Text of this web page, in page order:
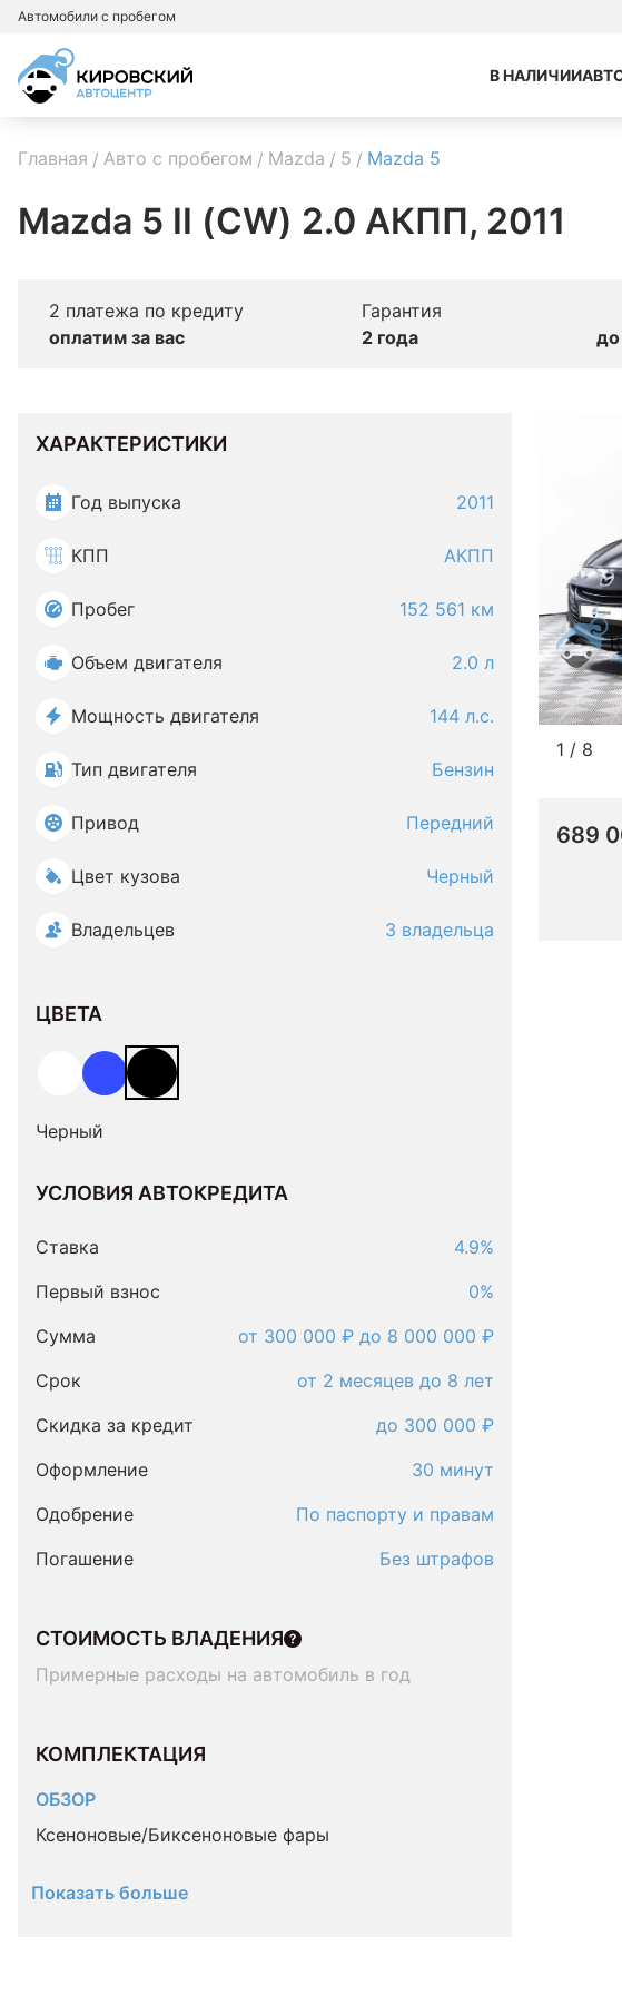
Автомобили с пробегом
В НАЛИЧИИ
Главная Авто с пробегом Mazda 5 Mazda 5
Mazda 5 II (CW) 2.0 АКПП, 2011
2 платежа по кредиту
оплатим за вас
Гарантия
2 года
ХАРАКТЕРИСТИКИ
Год выпуска 2011
КПП АКПП
Пробег 152 561 км
Объем двигателя 2.0 л
Мощность двигателя 144 л.с.
Тип двигателя Бензин
Привод Передний
Цвет кузова Черный
Владельцев 3 владельца
ЦВЕТА
Черный
УСЛОВИЯ АВТОКРЕДИТА
Ставка
4.9%
Первый взнос
0%
Сумма
от 300 000 ₽ до 8 000 000 ₽
Срок
от 2 месяцев до 8 лет
Скидка за кредит
до 300 000 ₽
Оформление
30 минут
Одобрение
По паспорту и правам
Погашение
Без штрафов
СТОИМОСТЬ ВЛАДЕНИЯ
Примерные расходы на автомобиль в год
КОМПЛЕКТАЦИЯ
ОБЗОР
Ксеноновые/Биксеноновые фары
Показать больше
1 / 8
689